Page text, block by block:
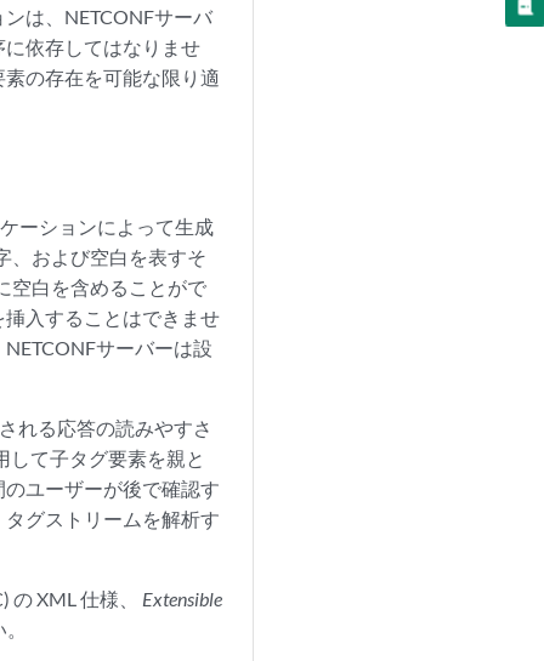
は、NETCONFサーバ
依存してはなりませ
の存在を可能な限り適
ーションによって生成
、および空白を表すそ
空白を含めることがで
入することはできませ
サーバーは設
れる応答の読みやすさ
して子タグ要素を親と
ユーザーが後で確認す
グストリームを解析す
XML 仕様、 Extensible